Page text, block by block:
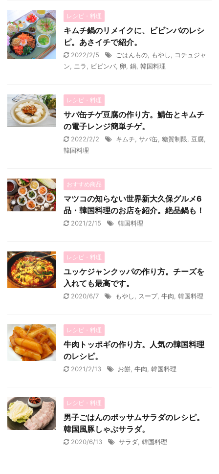
レシピ・料理
キムチ鍋のリメイクに、ビビンバのレシ
ピ。あさイチで紹介。
2022/2/5 ごはんもの もやし
コチュジャ
ン
ニラ ビビンバ 卵 鍋 韓国料理
レシピ・料理
サバ缶チゲ豆腐の作り方。鯖缶とキムチ
の電子レンジ簡単チゲ。
2022/2/2 キムチ サバ缶 糖質制限 豆腐
韓国料理
おすすめ商品
マツコの知らない世界新大久保グルメ6
品・韓国料理のお店を紹介。絶品鍋も！
2021/2/15 韓国料理
レシピ・料理
ユッケジャンクッパの作り方。チーズを
入れても最高です。
2020/6/7 もやし スープ, 牛肉 韓国料理
レシピ・料理
牛肉トッポギの作り方。人気の韓国料理
のレシピ。
2021/2/13 お餅 牛肉 韓国料理
レシピ・料理
男子ごはんのポッサムサラダのレシピ。
韓国風豚しゃぶサラダ。
2020/6/13 サラダ 韓国料理